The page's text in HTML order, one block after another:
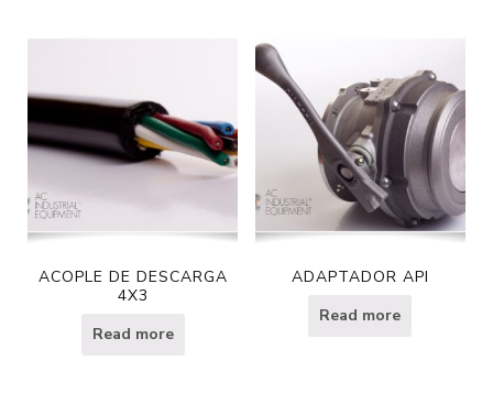
ACOPLE DE DESCARGA
4X3
Read more
ADAPTADOR API
Read more